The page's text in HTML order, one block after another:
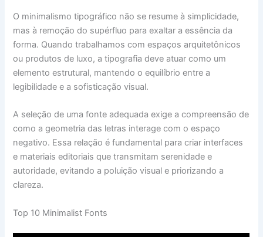
O minimalismo tipográfico não se resume à simplicidade,
mas à remoção do supérfluo para exaltar a essência da
forma. Quando trabalhamos com espaços arquitetônicos
ou produtos de luxo, a tipografia deve atuar como um
elemento estrutural, mantendo o equilíbrio entre a
legibilidade e a sofisticação visual.
A seleção de uma fonte adequada exige a compreensão de
como a geometria das letras interage com o espaço
negativo. Essa relação é fundamental para criar interfaces
e materiais editoriais que transmitam serenidade e
autoridade, evitando a poluição visual e priorizando a
clareza.
Top 10 Minimalist Fonts